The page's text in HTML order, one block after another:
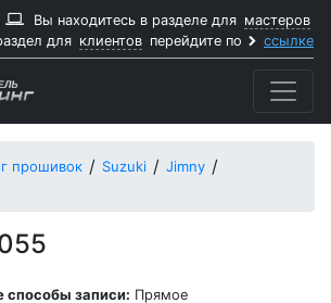
Вы находитесь в разделе для мастеров
для клиентов перейдите по ссылке
прошивок Suzuki
Jimny
записи: Прямое